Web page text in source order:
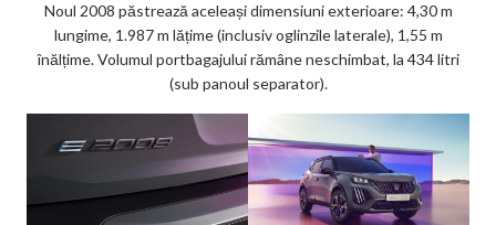
Noul 2008 păstrează aceleași dimensiuni exterioare: 4,30 m
lungime, 1.987 m lățime (inclusiv oglinzile laterale), 1,55 m
înălțime. Volumul portbagajului rămâne neschimbat, la 434 litri
(sub panoul separator).